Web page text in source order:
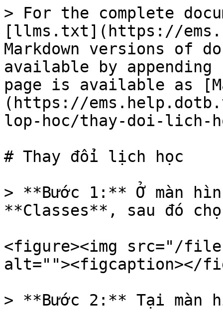
> For the complete
[llms.txt](https://
Markdown versions of
available by
page is available as
(https://
lop-hoc/thay-doi-lich-
# Thay đổi lịch học
> **Bước 1:** Ở màn
**Classes**, sau đó
<figure><img src="/files/
alt=""><figcaption></
> **Bước 2:** Tại màn